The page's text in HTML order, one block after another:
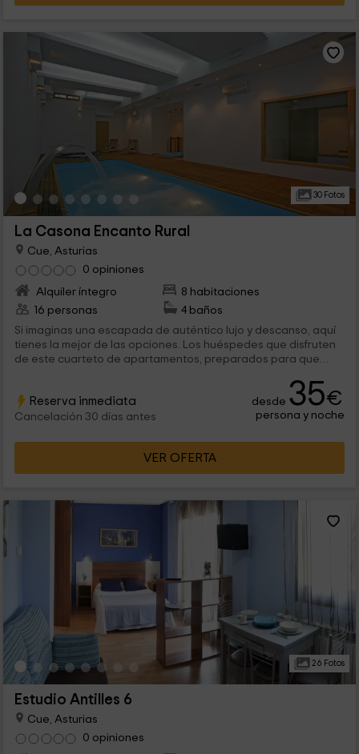
30 Fotos
La Casona Encanto Rural
Cue, Asturias
0 opiniones
Alquiler íntegro
8 habitaciones
16 personas
4 baños
Si imaginas una escapada de auténtico lujo y descanso, aquí
tienes la mejor de las opciones. Los huéspedes que disfruten
de este cuarteto de apartamentos, preparados para que
cuenta de que el nombre que recibe la casa no es en vano. El
encanto que le da el spa interior es una gozada para los
amantes de la tranquilidad; unas zonas comunes a todos.
Reserva inmediata
Cancelación 30 días antes
desde 35€
persona y noche
VER OFERTA
26 Fotos
Estudio Antilles 6
Cue, Asturias
0 opiniones